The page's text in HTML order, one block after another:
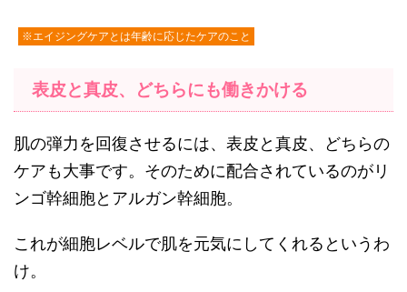
※エイジングケアとは年齢に応じたケアのこと
表皮と真皮、どちらにも働きかける
肌の弾力を回復させるには、表皮と真皮、どちらの
ケアも大事です。そのために配合されているのがリ
ンゴ幹細胞とアルガン幹細胞。
これが細胞レベルで肌を元気にしてくれるというわ
け。